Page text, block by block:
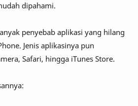
dipahami.
penyebab aplikasi yang hilang
Jenis aplikasinya pun
Safari, hingga iTunes Store.